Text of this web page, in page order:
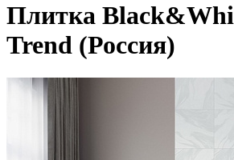
Плитка
Trend (Россия)